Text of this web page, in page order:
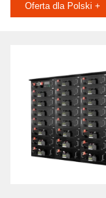
Oferta dla Polski +